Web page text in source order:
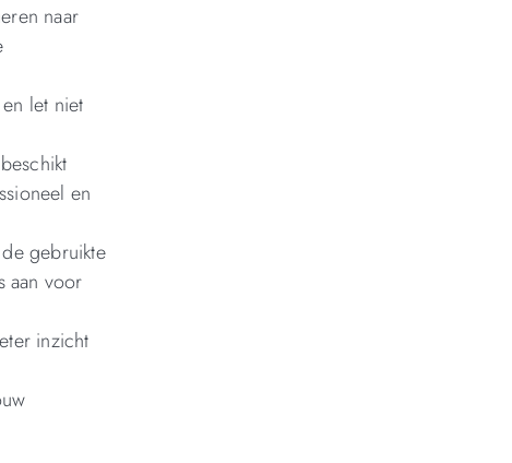
naar
let niet
en
gebruikte
aan voor
inzicht